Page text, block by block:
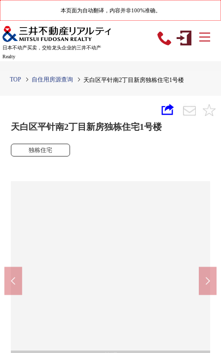
本页面为自动翻译，内容并非100%准确。
日本不动产买卖，交给龙头企业的三井不动产
Realty
TOP 自住用房源查询 天白区平针南2丁目新房独栋住宅1号楼
天白区平针南2丁目新房独栋住宅1号楼
独栋住宅